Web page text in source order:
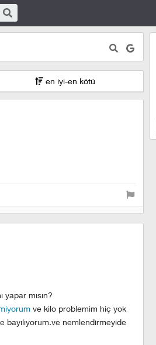
en iyi-en kötü
mısın?
ve kilo problemim hiç yok
bayılıyorum.ve nemlendirmeyide